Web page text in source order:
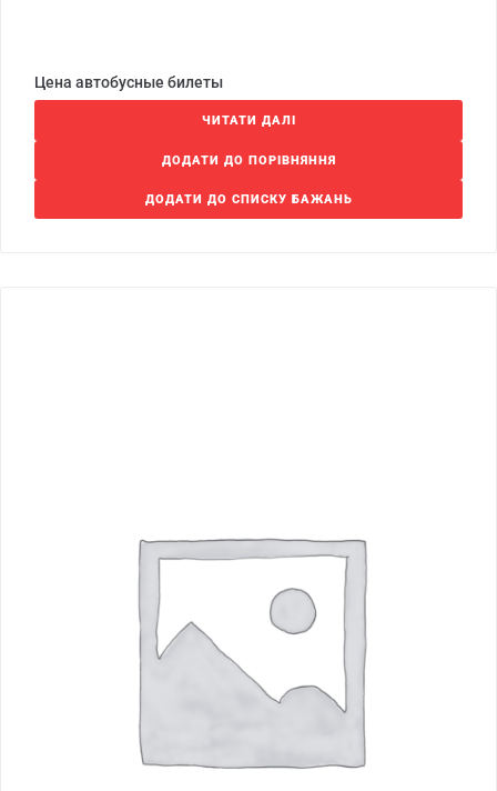
Цена автобусные билеты
ЧИТАТИ ДАЛІ
ДОДАТИ ДО ПОРІВНЯННЯ
ДОДАТИ ДО СПИСКУ БАЖАНЬ